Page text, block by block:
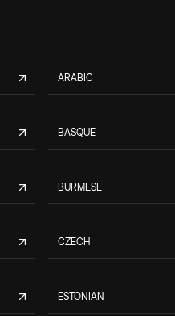
ARABIC
BASQUE
BURMESE
CZECH
ESTONIAN